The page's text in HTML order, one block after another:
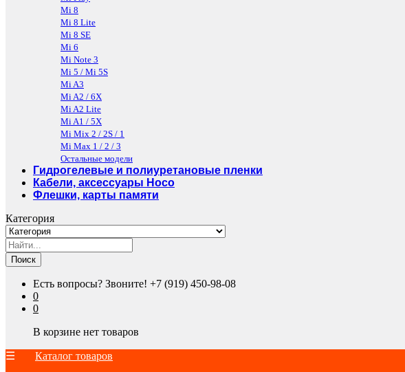
Mi 8
Mi 8 Lite
Mi 8 SE
Mi 6
Mi Note 3
Mi 5 / Mi 5S
Mi A3
Mi A2 / 6X
Mi A2 Lite
Mi A1 / 5X
Mi Mix 2 / 2S / 1
Mi Max 1 / 2 / 3
Остальные модели
Гидрогелевые и полиуретановые пленки
Кабели, аксессуары Hoco
Флешки, карты памяти
Категория
Поиск
Есть вопросы? Звоните! +7 (919) 450-98-08
0
0
В корзине нет товаров
Каталог товаров